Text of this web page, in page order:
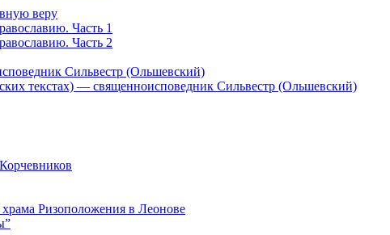
веру
Часть 1
Часть 2
Сильвестр (Ольшевский)
текстах) — священноисповедник Сильвестр (Ольшевский)
Ризоположения в Леонове